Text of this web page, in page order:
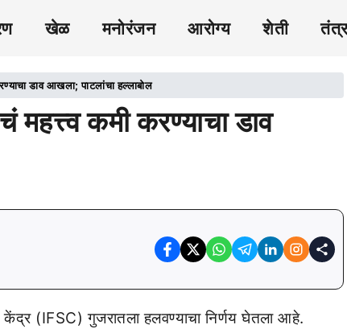
खेळ मनोरंजन आरोग्य शेती
डाव आखला; पाटलांचा हल्लाबोल
कमी करण्याचा डाव
(IFSC) गुजरातला हलवण्याचा निर्णय घेतला आहे.